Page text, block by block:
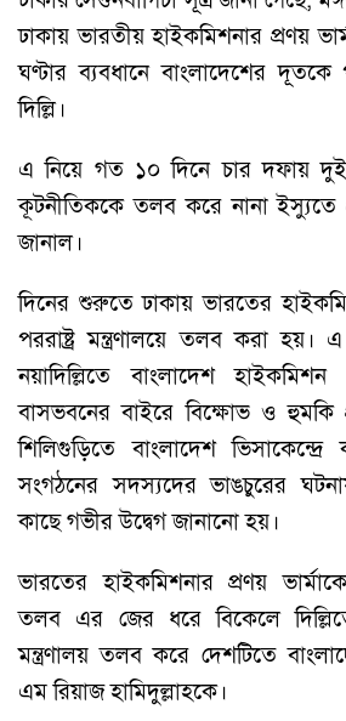
ঢাকায় ভারতীয় হাইকমিশনার প্রণয়
ঘণ্টার ব্যবধানে বাংলাদেশের
দিল্লি।
এ নিয়ে গত ১০ দিনে চার দফায়
কূটনীতিককে তলব করে নানা ইস্যুতে
জানাল।
দিনের শুরুতে ঢাকায় ভারতের
পররাষ্ট্র মন্ত্রণালয়ে তলব করা হয়।
নয়াদিল্লিতে বাংলাদেশ
বাসভবনের বাইরে বিক্ষোভ ও হুমকি
শিলিগুড়িতে বাংলাদেশ ভিসাকেন্দ্রে
সংগঠনের সদস্যদের ভাঙচুরের
কাছে গভীর উদ্বেগ জানানো হয়।
ভারতের হাইকমিশনার প্রণয় ভার্মাকে
তলব এর জের ধরে বিকেলে
মন্ত্রণালয় তলব করে দেশটিতে
এম রিয়াজ হামিদুল্লাহকে।